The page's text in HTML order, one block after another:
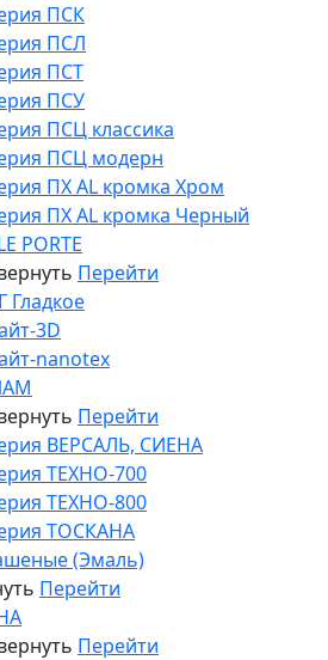
ПСК
ПСЛ
ПСТ
ПСУ
ПСЦ классика
ПСЦ модерн
ПХ AL кромка Хром
ПХ AL кромка Черный
PORTE
Перейти
Гладкое
3D
nanotex
Перейти
ВЕРСАЛЬ, СИЕНА
ТЕХНО-700
ТЕХНО-800
ТОСКАНА
(Эмаль)
Перейти
Перейти